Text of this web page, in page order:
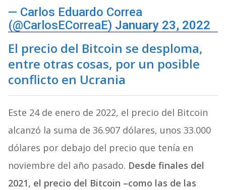
— Carlos Eduardo Correa
(@CarlosECorreaE) January 23, 2022
El precio del Bitcoin se desploma,
entre otras cosas, por un posible
conflicto en Ucrania
Este 24 de enero de 2022, el precio del Bitcoin
alcanzó la suma de 36.907 dólares, unos 33.000
dólares por debajo del precio que tenía en
noviembre del año pasado. Desde finales del
2021, el precio del Bitcoin –como las de las